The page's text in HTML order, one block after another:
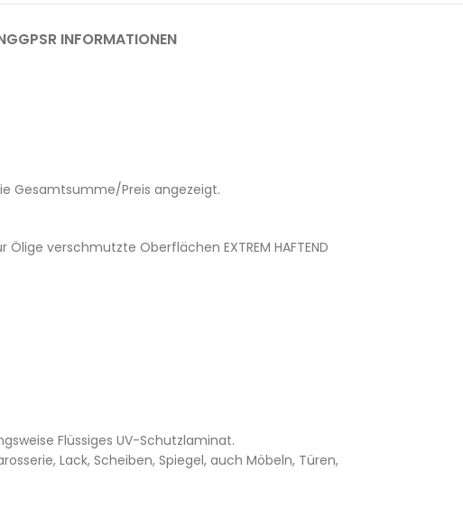
GPSR INFORMATIONEN
Gesamtsumme/Preis angezeigt.
verschmutzte Oberflächen EXTREM HAFTEND
Flüssiges UV-Schutzlaminat.
Lack, Scheiben, Spiegel, auch Möbeln, Türen,